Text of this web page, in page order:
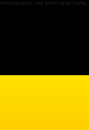
gtag('js', new Date()); gtag('config',